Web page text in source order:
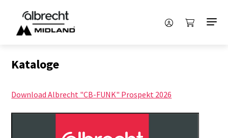
Kataloge
Download Albrecht "CB-FUNK" Prospekt 2026